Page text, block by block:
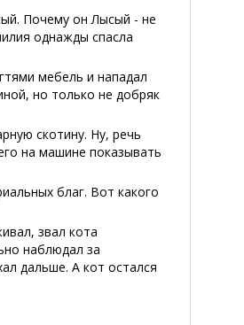
Почему он Лысый - не
однажды спасла
мебель и нападал
но только не добряк
скотину. Ну, речь
на машине показывать
благ. Вот какого
звал кота
наблюдал за
дальше. А кот остался